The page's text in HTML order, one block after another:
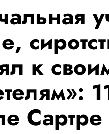
к
Сартре